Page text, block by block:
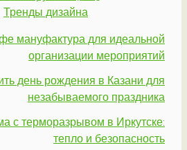
Тренды дизайна
мануфактура для идеальной
организации мероприятий
день рождения в Казани для
незабываемого праздника
с терморазрывом в Иркутске:
тепло и безопасность